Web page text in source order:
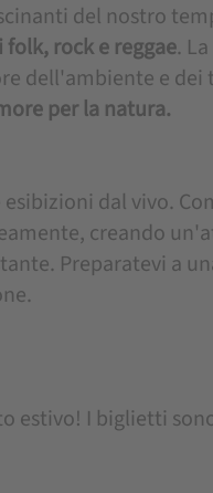
del nostro
rock e reggae.
dell'ambiente e
per la natura.
dal vivo.
creando
Preparatevi a
estivo! I biglietti